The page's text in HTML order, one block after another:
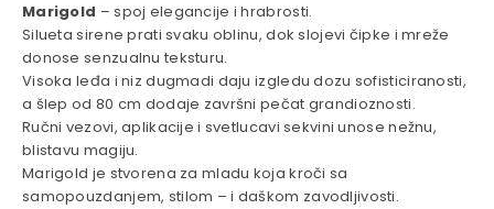
Marigold – spoj elegancije i hrabrosti.
Silueta sirene prati svaku oblinu, dok slojevi čipke i mreže
donose senzualnu teksturu.
Visoka leđa i niz dugmadi daju izgledu dozu sofisticiranosti,
a šlep od 80 cm dodaje završni pečat grandioznosti.
Ručni vezovi, aplikacije i svetlucavi sekvini unose nežnu,
blistavu magiju.
Marigold je stvorena za mladu koja kroči sa
samopouzdanjem, stilom – i daškom zavodljivosti.